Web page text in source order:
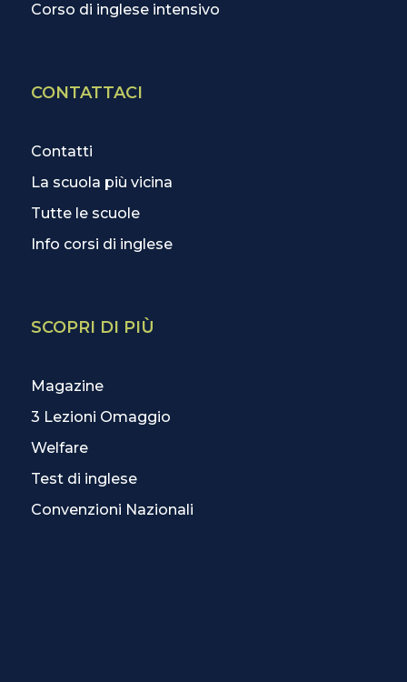
Corso di inglese intensivo
CONTATTACI
Contatti
La scuola più vicina
Tutte le scuole
Info corsi di inglese
SCOPRI DI PIÙ
Magazine
3 Lezioni Omaggio
Welfare
Test di inglese
Convenzioni Nazionali